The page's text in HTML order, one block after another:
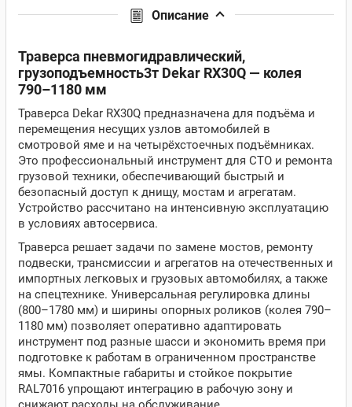
Описание
Траверса пневмогидравлический,
грузоподъемность3т Dekar RX30Q — колея
790–1180 мм
Траверса Dekar RX30Q предназначена для подъёма и
перемещения несущих узлов автомобилей в
смотровой яме и на четырёхстоечных подъёмниках.
Это профессиональный инструмент для СТО и ремонта
грузовой техники, обеспечивающий быстрый и
безопасный доступ к днищу, мостам и агрегатам.
Устройство рассчитано на интенсивную эксплуатацию
в условиях автосервиса.
Траверса решает задачи по замене мостов, ремонту
подвески, трансмиссии и агрегатов на отечественных и
импортных легковых и грузовых автомобилях, а также
на спецтехнике. Универсальная регулировка длины
(800–1780 мм) и ширины опорных роликов (колея 790–
1180 мм) позволяет оперативно адаптировать
инструмент под разные шасси и экономить время при
подготовке к работам в ограниченном пространстве
ямы. Компактные габариты и стойкое покрытие
RAL7016 упрощают интеграцию в рабочую зону и